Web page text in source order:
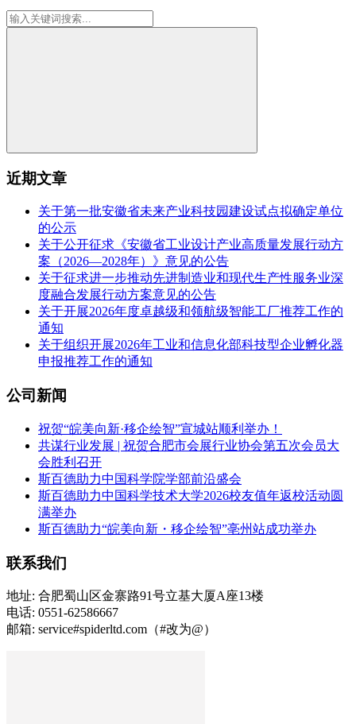
近期文章
关于第一批安徽省未来产业科技园建设试点拟确定单位
的公示
关于公开征求《安徽省工业设计产业高质量发展行动方
案（2026—2028年）》意见的公告
关于征求进一步推动先进制造业和现代生产性服务业深
度融合发展行动方案意见的公告
关于开展2026年度卓越级和领航级智能工厂推荐工作的
通知
关于组织开展2026年工业和信息化部科技型企业孵化器
申报推荐工作的通知
公司新闻
祝贺“皖美向新·移企绘智”宣城站顺利举办！
共谋行业发展 | 祝贺合肥市会展行业协会第五次会员大
会胜利召开
斯百德助力中国科学院学部前沿盛会
斯百德助力中国科学技术大学2026校友值年返校活动圆
满举办
斯百德助力“皖美向新・移企绘智”亳州站成功举办
联系我们
地址: 合肥蜀山区金寨路91号立基大厦A座13楼
电话: 0551-62586667
邮箱: service#spiderltd.com（#改为@）